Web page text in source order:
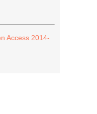
Access 2014-